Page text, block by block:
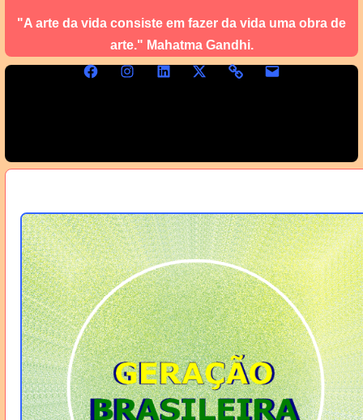
"A arte da vida consiste em fazer da vida uma obra de
arte." Mahatma Gandhi.